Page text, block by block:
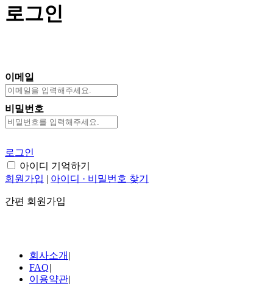
로그인
이메일
비밀번호
로그인
아이디 기억하기
회원가입 | 아이디 · 비밀번호 찾기
간편 회원가입
회사소개 |
FAQ|
이용약관|